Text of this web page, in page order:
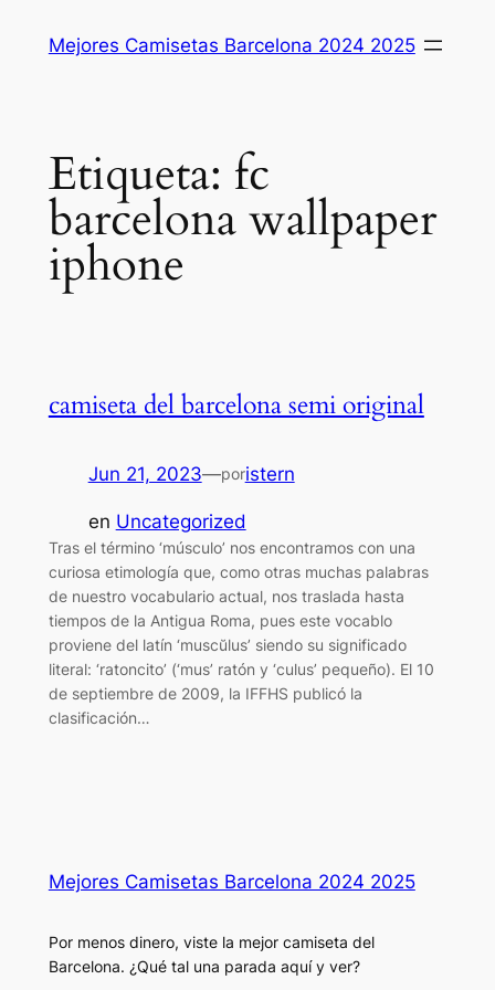
Mejores Camisetas Barcelona 2024 2025
Etiqueta: fc
barcelona wallpaper
iphone
camiseta del barcelona semi original
Jun 21, 2023—poristern
en Uncategorized
Tras el término ‘músculo’ nos encontramos con una
curiosa etimología que, como otras muchas palabras
de nuestro vocabulario actual, nos traslada hasta
tiempos de la Antigua Roma, pues este vocablo
proviene del latín ‘muscŭlus’ siendo su significado
literal: ‘ratoncito’ (‘mus’ ratón y ‘culus’ pequeño). El 10
de septiembre de 2009, la IFFHS publicó la
clasificación…
Mejores Camisetas Barcelona 2024 2025
Por menos dinero, viste la mejor camiseta del
Barcelona. ¿Qué tal una parada aquí y ver?